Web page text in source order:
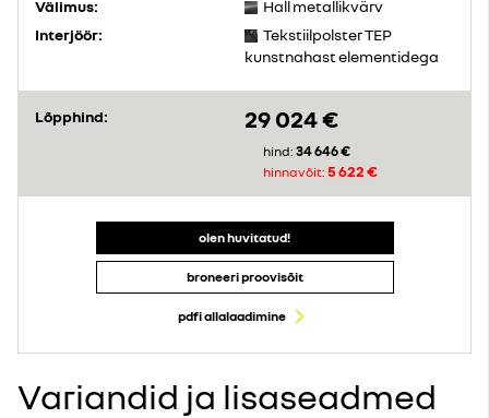
Välimus:
Hall metallikvärv
Interjöör:
Tekstiilpolster TEP
kunstnahast elementidega
Lõpphind: 29 024 €
hind: 34 646 €
hinnavõit: 5 622 €
olen huvitatud!
broneeri proovisõit
pdfi allalaadimine
Variandid ja lisaseadmed